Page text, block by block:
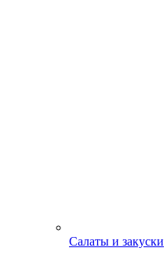
Салаты и закуски